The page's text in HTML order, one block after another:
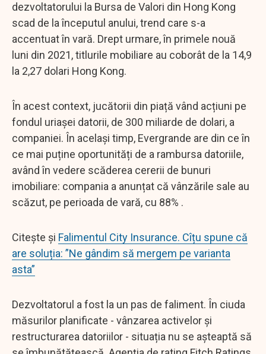
dezvoltatorului la Bursa de Valori din Hong Kong
scad de la începutul anului, trend care s-a
accentuat în vară. Drept urmare, în primele nouă
luni din 2021, titlurile mobiliare au coborât de la 14,9
la 2,27 dolari Hong Kong.
În acest context, jucătorii din piață vând acțiuni pe
fondul uriașei datorii, de 300 miliarde de dolari, a
companiei. În același timp, Evergrande are din ce în
ce mai puține oportunități de a rambursa datoriile,
având în vedere scăderea cererii de bunuri
imobiliare: compania a anunțat că vânzările sale au
scăzut, pe perioada de vară, cu 88% .
Citește și Falimentul City Insurance. Cîțu spune că
are soluția: ”Ne gândim să mergem pe varianta
asta”
Dezvoltatorul a fost la un pas de faliment. În ciuda
măsurilor planificate - vânzarea activelor și
restructurarea datoriilor - situația nu se așteaptă să